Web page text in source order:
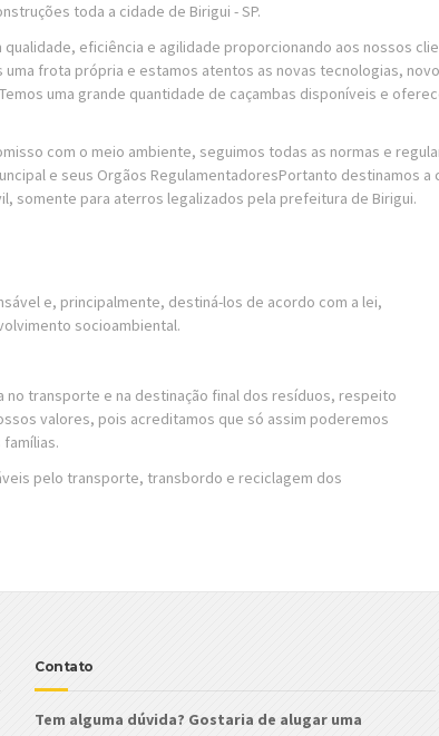
toda a cidade de Birigui - SP.
eficiência e agilidade proporcionando aos nossos
uma frota própria e estamos atentos as novas tecnologias,
uma grande quantidade de caçambas disponíveis e
com o meio ambiente, seguimos todas as normas e
e seus Orgãos RegulamentadoresPortanto destinamos a
somente para aterros legalizados pela prefeitura de Birigui.
e, principalmente, destiná-los de acordo com a lei,
socioambiental.
transporte e na destinação final dos resíduos, respeito
valores, pois acreditamos que só assim poderemos
pelo transporte, transbordo e reciclagem dos
Contato
Tem alguma dúvida? Gostaria de alugar uma